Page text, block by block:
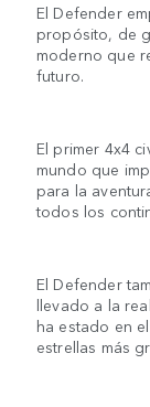
El Defender
propósito, de
moderno que
futuro.
El primer 4x4
mundo que
para la
todos los
El Defender
llevado a la
ha estado en
estrellas más